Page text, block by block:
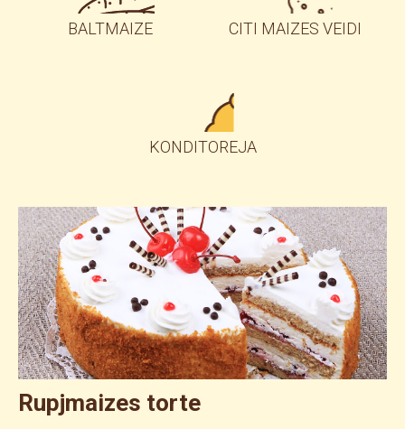
BALTMAIZE CITI MAIZES VEIDI
KONDITOREJA
Rupjmaizes torte